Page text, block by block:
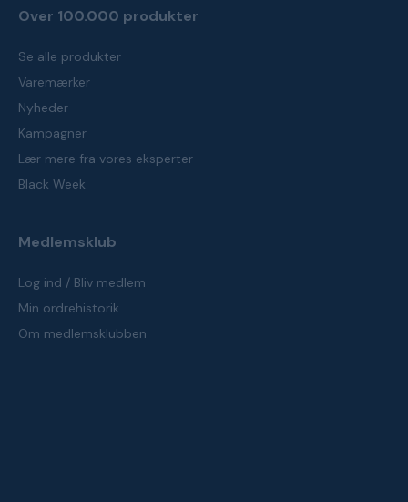
Over 100.000 produkter
Se alle produkter
Varemærker
Nyheder
Kampagner
Lær mere fra vores eksperter
Black Week
Medlemsklub
Log ind / Bliv medlem
Min ordrehistorik
Om medlemsklubben